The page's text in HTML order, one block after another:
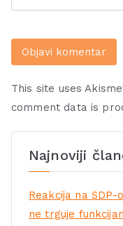
This site uses
comment data is
Najnoviji
Reakcija na
ne trguje